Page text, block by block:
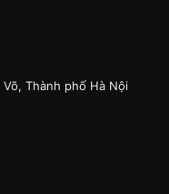
Thành phố Hà Nội